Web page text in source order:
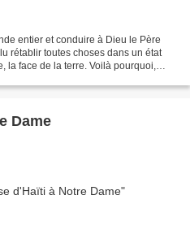
entier et conduire à Dieu le Père
rétablir toutes choses dans un état
la face de la terre. Voilà pourquoi,
Dame